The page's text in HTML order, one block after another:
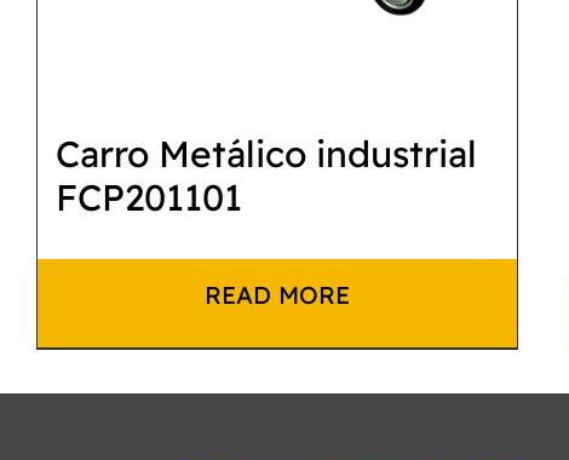
Carro Metálico industrial
FCP201101
READ MORE